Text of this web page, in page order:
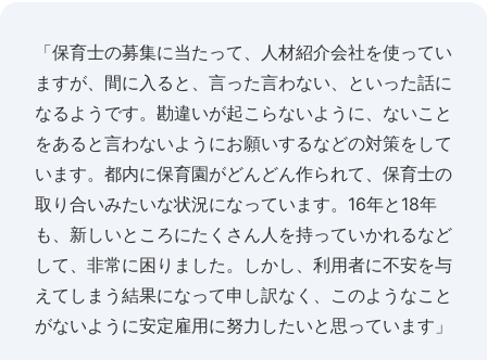
「保育士の募集に当たって、人材紹介会社を使ってい
ますが、間に入ると、言った言わない、といった話に
なるようです。勘違いが起こらないように、ないこと
をあると言わないようにお願いするなどの対策をして
います。都内に保育園がどんどん作られて、保育士の
取り合いみたいな状況になっています。16年と18年
も、新しいところにたくさん人を持っていかれるなど
して、非常に困りました。しかし、利用者に不安を与
えてしまう結果になって申し訳なく、このようなこと
がないように安定雇用に努力したいと思っています」